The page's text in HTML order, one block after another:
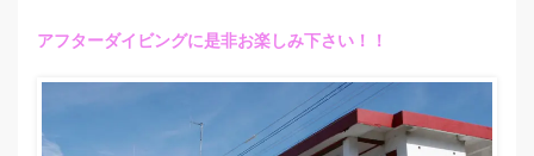
アフターダイビングに是非お楽しみ下さい！！